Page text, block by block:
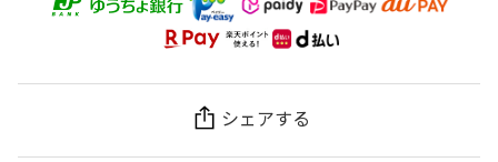
シェアする